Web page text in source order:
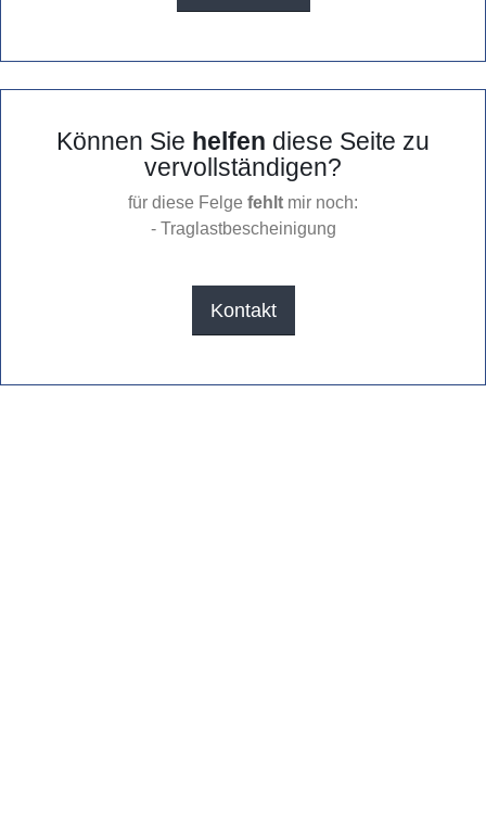
Können Sie helfen diese Seite zu
vervollständigen?
für diese Felge fehlt mir noch:
- Traglastbescheinigung
Kontakt